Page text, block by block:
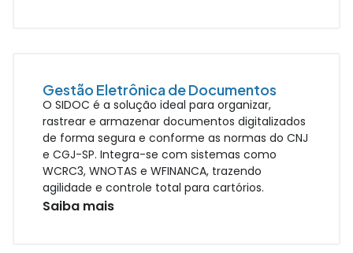
Gestão Eletrônica de Documentos
O SIDOC é a solução ideal para organizar,
rastrear e armazenar documentos digitalizados
de forma segura e conforme as normas do CNJ
e CGJ-SP. Integra-se com sistemas como
WCRC3, WNOTAS e WFINANCA, trazendo
agilidade e controle total para cartórios.
Saiba mais